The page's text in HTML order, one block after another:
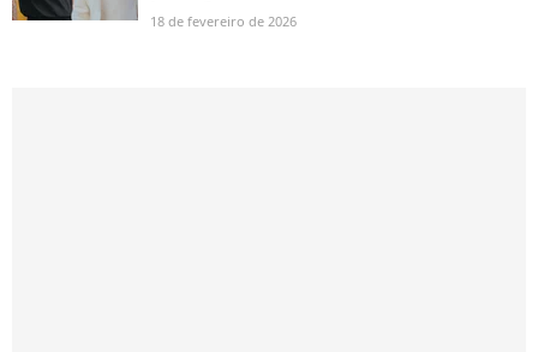
18 de fevereiro de 2026